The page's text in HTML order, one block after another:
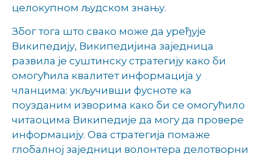
целокупном људском знању.
Због тога што свако може да уређује
Википедију, Википедијина заједница
развила је суштинску стратегију како би
омогућила квалитет информација у
чланцима: укључивши фусноте ка
поузданим изворима како би се омогућило
читаоцима Википедије да могу да провере
информацију. Ова стратегија помаже
глобалној заједници волонтера делотворни